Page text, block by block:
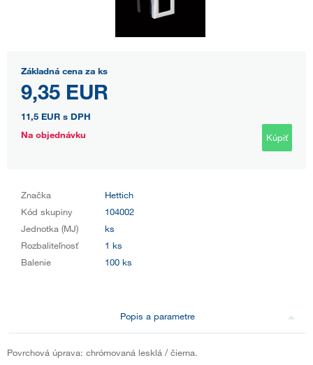
Základná cena za ks
9,35 EUR
11,5 EUR s DPH
Na objednávku
Kúpiť
Značka
Hettich
Kód skupiny
104002
Jednotka (MJ)
ks
Rozbaliteľnosť
1 ks
Balenie
100 ks
Popis a parametre
Povrchová úprava: chrómovaná lesklá / čierna.